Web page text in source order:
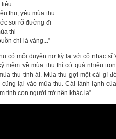
liêu
thu, yêu mùa thu
soi rõ đường đi
thi
chi lá vàng...”
có mối duyên nợ kỳ lạ với cố nhạc sĩ
niệm về mùa thu thì có quá nhiều
thu tình ái. Mùa thu gợi một cái gì
lại vào mùa thu. Cái lành lạnh
tính con người trở nên khác lạ”.